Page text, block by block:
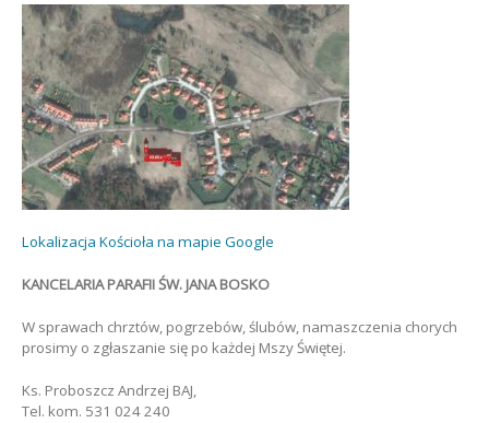
Lokalizacja Kościoła na mapie Google
KANCELARIA PARAFII ŚW. JANA BOSKO
W sprawach chrztów, pogrzebów, ślubów, namaszczenia chorych
prosimy o zgłaszanie się po każdej Mszy Świętej.
Ks. Proboszcz Andrzej BAJ,
Tel. kom. 531 024 240